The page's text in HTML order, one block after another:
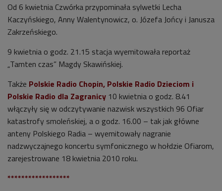
Od 6 kwietnia Czwórka przypominała sylwetki Lecha
Kaczyńskiego, Anny Walentynowicz, o. Józefa Jońcy i Janusza
Zakrzeńskiego.
9 kwietnia o godz. 21.15 stacja wyemitowała reportaż
„Tamten czas” Magdy Skawińskiej.
Także Polskie Radio Chopin, Polskie Radio Dzieciom i
Polskie Radio dla Zagranicy 10 kwietnia o godz. 8.41
włączyły się w odczytywanie nazwisk wszystkich 96 Ofiar
katastrofy smoleńskiej, a o godz. 16.00 – tak jak główne
anteny Polskiego Radia – wyemitowały nagranie
nadzwyczajnego koncertu symfonicznego w hołdzie Ofiarom,
zarejestrowane 18 kwietnia 2010 roku.
******************